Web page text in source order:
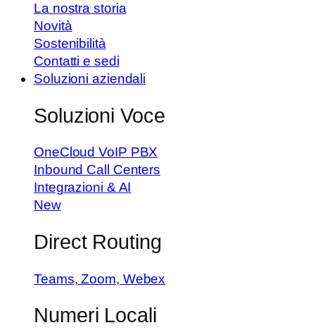
La nostra storia
Novità
Sostenibilità
Contatti e sedi
Soluzioni aziendali
Soluzioni Voce
OneCloud VoIP PBX
Inbound Call Centers
Integrazioni & AI
New
Direct Routing
Teams, Zoom, Webex
Numeri Locali